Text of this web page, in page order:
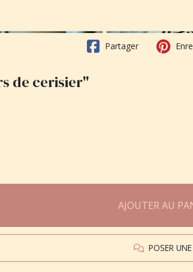
Partager
de cerisier"
AJOUTER AU
POSER